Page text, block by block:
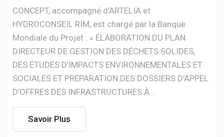
CONCEPT, accompagné d’ARTELIA et
HYDROCONSEIL RIM, est chargé par la Banque
Mondiale du Projet : « ÉLABORATION DU PLAN
DIRECTEUR DE GESTION DES DÉCHETS SOLIDES,
DES ÉTUDES D’IMPACTS ENVIRONNEMENTALES ET
SOCIALES ET PRÉPARATION DES DOSSIERS D’APPEL
D’OFFRES DES INFRASTRUCTURES À...
Savoir Plus